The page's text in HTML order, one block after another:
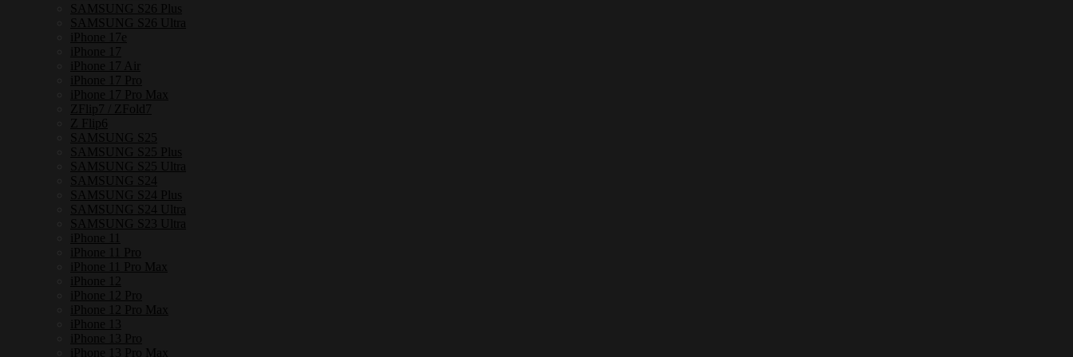
SAMSUNG S26 Plus
SAMSUNG S26 Ultra
iPhone 17e
iPhone 17
iPhone 17 Air
iPhone 17 Pro
iPhone 17 Pro Max
ZFlip7 / ZFold7
Z Flip6
SAMSUNG S25
SAMSUNG S25 Plus
SAMSUNG S25 Ultra
SAMSUNG S24
SAMSUNG S24 Plus
SAMSUNG S24 Ultra
SAMSUNG S23 Ultra
iPhone 11
iPhone 11 Pro
iPhone 11 Pro Max
iPhone 12
iPhone 12 Pro
iPhone 12 Pro Max
iPhone 13
iPhone 13 Pro
iPhone 13 Pro Max